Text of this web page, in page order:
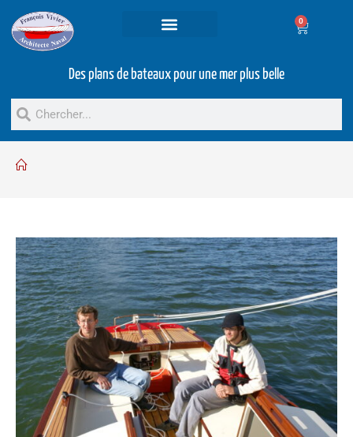
0
Des plans de bateaux pour une mer plus belle